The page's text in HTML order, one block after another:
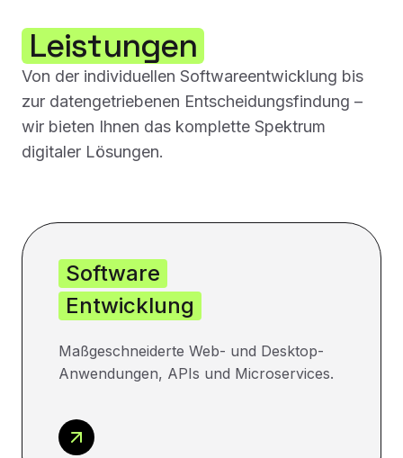
Leistungen
Von der individuellen Softwareentwicklung bis
zur datengetriebenen Entscheidungsfindung –
wir bieten Ihnen das komplette Spektrum
digitaler Lösungen.
Software
Entwicklung
Maßgeschneiderte Web- und Desktop-
Anwendungen, APIs und Microservices.